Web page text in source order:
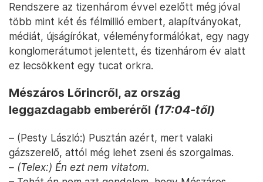
Rendszere az tizenhárom évvel ezelőtt még jóval
több mint két és félmillió embert, alapítványokat,
médiát, újságírókat, véleményformálókat, egy nagy
konglomerátumot jelentett, és tizenhárom év alatt
ez lecsökkent egy tucat orkra.
Mészáros Lőrincről, az ország
leggazdagabb emberéről (17:04-től)
– (Pesty László:) Pusztán azért, mert valaki
gázszerelő, attól még lehet zseni és szorgalmas.
– (Telex:) Én ezt nem vitatom.